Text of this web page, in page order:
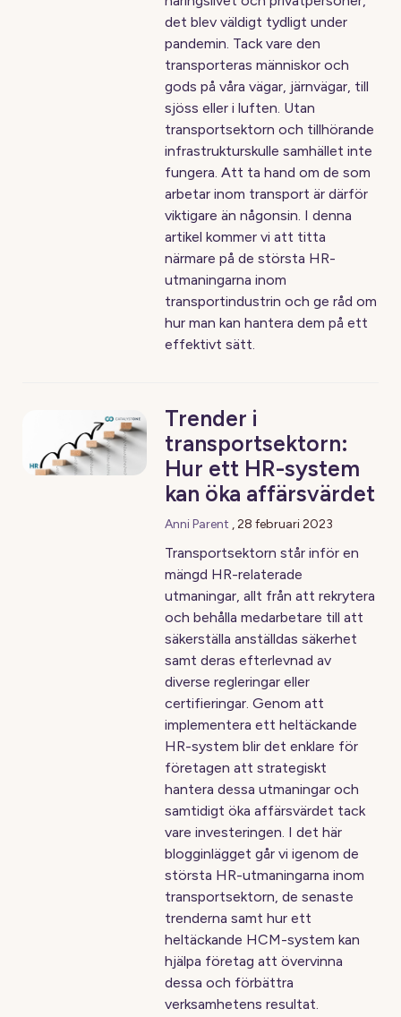
det blev väldigt tydligt under
pandemin. Tack vare den
transporteras människor och
gods på våra vägar, järnvägar, till
sjöss eller i luften. Utan
transportsektorn och tillhörande
infrastrukturskulle samhället inte
fungera. Att ta hand om de som
arbetar inom transport är därför
viktigare än någonsin. I denna
artikel kommer vi att titta
närmare på de största HR-
utmaningarna inom
transportindustrin och ge råd om
hur man kan hantera dem på ett
effektivt sätt.
Trender i
transportsektorn:
Hur ett HR-system
kan öka affärsvärdet
Anni Parent ,28 februari 2023
Transportsektorn står inför en
mängd HR-relaterade
utmaningar, allt från att rekrytera
och behålla medarbetare till att
säkerställa anställdas säkerhet
samt deras efterlevnad av
diverse regleringar eller
certifieringar. Genom att
implementera ett heltäckande
HR-system blir det enklare för
företagen att strategiskt
hantera dessa utmaningar och
samtidigt öka affärsvärdet tack
vare investeringen. I det här
blogginlägget går vi igenom de
största HR-utmaningarna inom
transportsektorn, de senaste
trenderna samt hur ett
heltäckande HCM-system kan
hjälpa företag att övervinna
dessa och förbättra
verksamhetens resultat.